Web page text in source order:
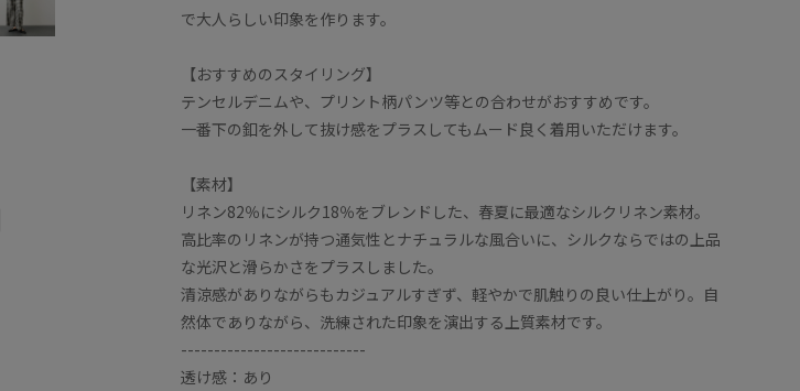
で大人らしい印象を作ります。
【おすすめのスタイリング】
テンセルデニムや、プリント柄パンツ等との合わせがおすすめです。
一番下の釦を外して抜け感をプラスしてもムード良く着用いただけます。
【素材】
リネン82％にシルク18％をブレンドした、春夏に最適なシルクリネン素材。
高比率のリネンが持つ通気性とナチュラルな風合いに、シルクならではの上品
な光沢と滑らかさをプラスしました。
清涼感がありながらもカジュアルすぎず、軽やかで肌触りの良い仕上がり。自
然体でありながら、洗練された印象を演出する上質素材です。
----------------------------
透け感：あり